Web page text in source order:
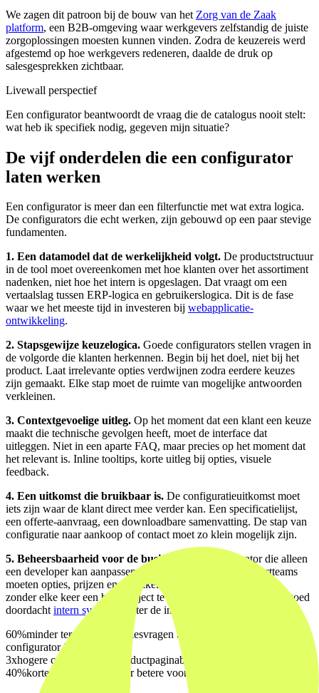
We zagen dit patroon bij de bouw van het Zorg van de Zaak
platform, een B2B-omgeving waar werkgevers zelfstandig de juiste
zorgoplossingen moesten kunnen vinden. Zodra de keuzereis werd
afgestemd op hoe werkgevers redeneren, daalde de druk op
salesgesprekken zichtbaar.
Livewall perspectief
Een configurator beantwoordt de vraag die de catalogus nooit stelt:
wat heb ik specifiek nodig, gegeven mijn situatie?
De vijf onderdelen die een configurator
laten werken
Een configurator is meer dan een filterfunctie met wat extra logica.
De configurators die echt werken, zijn gebouwd op een paar stevige
fundamenten.
1. Een datamodel dat de werkelijkheid volgt. De productstructuur
in de tool moet overeenkomen met hoe klanten over het assortiment
nadenken, niet hoe het intern is opgeslagen. Dat vraagt om een
vertaalslag tussen ERP-logica en gebruikerslogica. Dit is de fase
waar we het meeste tijd in investeren bij webapplicatie-
ontwikkeling.
2. Stapsgewijze keuzelogica. Goede configurators stellen vragen in
de volgorde die klanten herkennen. Begin bij het doel, niet bij het
product. Laat irrelevante opties verdwijnen zodra eerdere keuzes
zijn gemaakt. Elke stap moet de ruimte van mogelijke antwoorden
verkleinen.
3. Contextgevoelige uitleg. Op het moment dat een klant een keuze
maakt die technische gevolgen heeft, moet de interface dat
uitleggen. Niet in een aparte FAQ, maar precies op het moment dat
het relevant is. Inline tooltips, korte uitleg bij opties, visuele
feedback.
4. Een uitkomst die bruikbaar is. De configuratieuitkomst moet
iets zijn waar de klant direct mee verder kan. Een specificatielijst,
een offerte-aanvraag, een downloadbare samenvatting. De stap van
configuratie naar aankoop of contact moet zo klein mogelijk zijn.
5. Beheersbaarheid voor de business.
Een configurator die alleen
een developer kan aanpassen, werkt niet op schaal. Productteams
moeten opties, prijzen en afhankelijkheden kunnen bijwerken
zonder elke keer een bouwtraject te starten. Dat vraagt om een goed
doordachtintern systeem
achter de interface.
60%minder terugkerende salesvragen bij B2B-teams die een
configurator inzetten
3xhogere conversie van productpaginabezoek naar offerte-aanvraag
40%kortere salescyclus door betere voorkwalificatie via de tool